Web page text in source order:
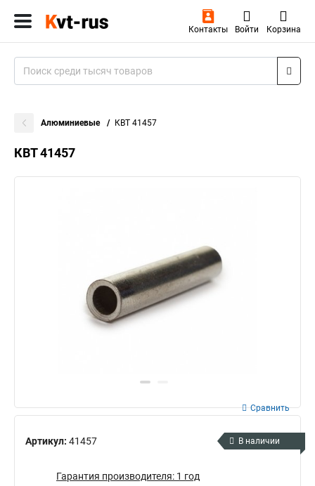
Контакты Войти Корзина
Алюминиевые КВТ 41457
КВТ 41457
Артикул: 41457
Сравнить
В наличии
Гарантия производителя: 1 год